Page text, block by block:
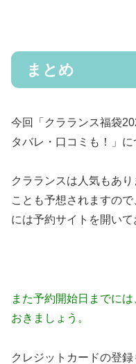
まとめ
今回「クラランス福袋
タバレ・口コミも！」に
クラランスは人気もあ
ことも予想されますの
には予約サイトを開い
また予約開始日までに
おきましょう。
クレジットカードの登